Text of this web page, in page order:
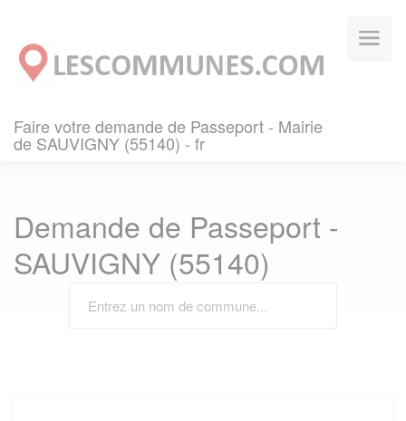
Faire votre demande de Passeport - Mairie
de SAUVIGNY (55140) - fr
Demande de Passeport -
SAUVIGNY (55140)